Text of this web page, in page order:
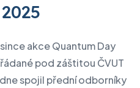
akce Quantum Day
pod záštitou ČVUT
spojil přední odborníky